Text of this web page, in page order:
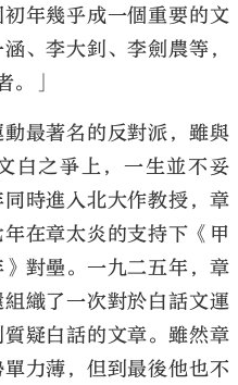
初年幾乎成一個重要的文
、李大釗、李劍農等，
。」
最著名的反對派，雖與
白之爭上，一生並不妥
時進入北大作教授，章
在章太炎的支持下《甲
對壘。一九二五年，章
織了一次對於白話文運
疑白話的文章。雖然章
力薄，但到最後他也不